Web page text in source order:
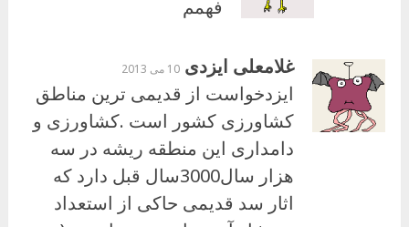
فهمم
غلامعلی ایزدی 10 می 2013
ایزدخواست از قدیمی ترین مناطق
کشاورزی کشور است .کشاورزی و
دامداری این منطقه ریشه در سه
هزار سال3000سال قبل دارد که
اثار سد قدیمی حاکی از استعداد